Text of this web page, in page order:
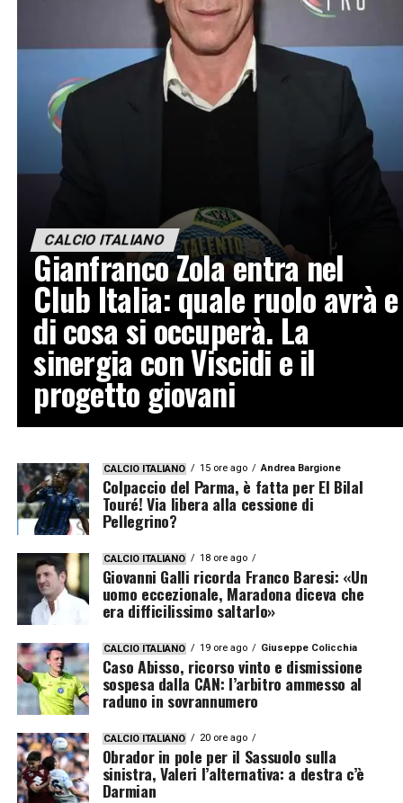
CALCIO ITALIANO
Gianfranco Zola entra nel
Club Italia: quale ruolo avrà e
di cosa si occuperà. La
sinergia con Viscidi e il
progetto giovani
CALCIO ITALIANO 15 ore ago Andrea Bargione
Colpaccio del Parma, è fatta per El Bilal
Touré! Via libera alla cessione di
Pellegrino?
CALCIO ITALIANO 18 ore ago
Giovanni Galli ricorda Franco Baresi: «Un
uomo eccezionale, Maradona diceva che
era difficilissimo saltarlo»
CALCIO ITALIANO 19 ore ago Giuseppe Colicchia
Caso Abisso, ricorso vinto e dismissione
sospesa dalla CAN: l’arbitro ammesso al
raduno in sovrannumero
CALCIO ITALIANO 20 ore ago
Obrador in pole per il Sassuolo sulla
sinistra, Valeri l’alternativa: a destra c’è
Darmian